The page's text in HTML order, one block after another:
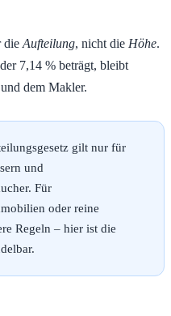
die Aufteilung, nicht die Höhe.
7,14 % beträgt, bleibt
dem Makler.
gilt nur für
und
Für
oder reine
Regeln – hier ist die